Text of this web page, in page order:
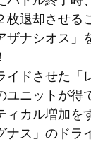
枚退却させる
ザナシオス」
イドさせた「
ユニットが得
ィカル増加を
ナス」のド